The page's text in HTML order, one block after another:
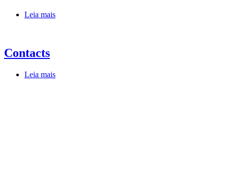
Leia mais
Contacts
Leia mais